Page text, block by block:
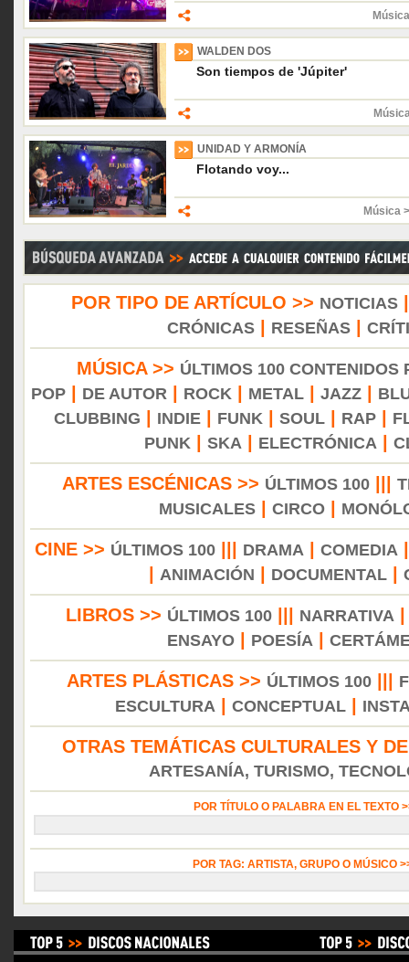
WALDEN DOS
Son tiempos de 'Júpiter'
UNIDAD Y ARMONÍA
Flotando voy...
Música
POR TIPO DE ARTÍCULO >> NOTICIAS
CRÓNICAS| RESEÑAS|
MÚSICA >> ÚLTIMOS 100 CONTENIDOS
POP| DE AUTOR ROCK METAL| JAZZ|
CLUBBING
INDIE| FUNK SOUL| RAP|
PUNK
SKA ELECTRÓNICA
ARTES ESCÉNICAS >> ÚLTIMOS 100
MUSICALES
CIRCO
CINE >> ÚLTIMOS 100||| DRAMA COMEDIA
ANIMACIÓN DOCUMENTAL|
LIBROS >> ÚLTIMOS 100 NARRATIVA
ENSAYO| POESÍA
ARTES PLÁSTICAS >> ÚLTIMOS 100|||
ESCULTURA
CONCEPTUAL
OTRAS TEMÁTICAS CULTURALES Y
ARTESANÍA, TURISMO,
POR TÍTULO O PALABRA EN EL TEXTO
POR TAG: ARTISTA, GRUPO O MÚSICO